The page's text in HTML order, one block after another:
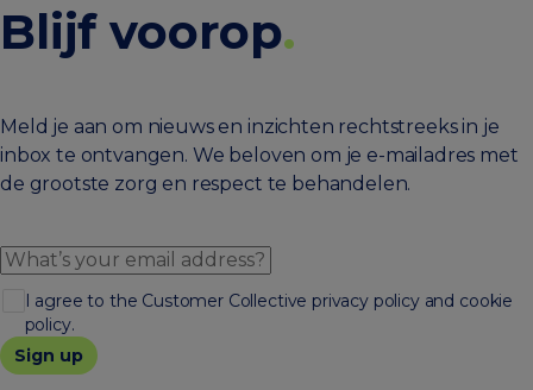
Blijf voorop.
Meld je aan om nieuws en inzichten rechtstreeks in je
inbox te ontvangen. We beloven om je e-mailadres met
de grootste zorg en respect te behandelen.
I agree to the Customer Collective privacy policy and cookie
policy.